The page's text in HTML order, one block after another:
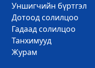
Уншигчийн бүртгэл
Дотоод солилцоо
Гадаад солилцоо
Танхимууд
Журам